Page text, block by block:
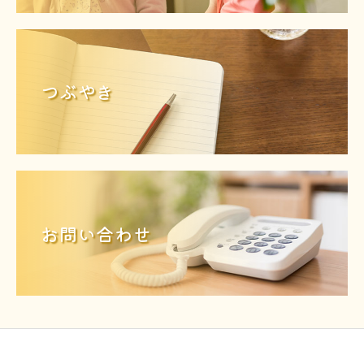
つぶやき
お問い合わせ